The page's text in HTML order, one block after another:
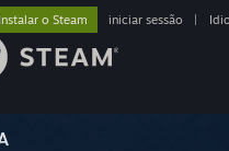
Instalar o Steam iniciar sessão